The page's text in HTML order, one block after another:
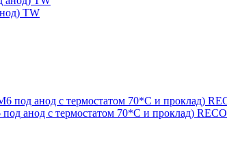
TW
анод с термостатом 70*С и проклад) RECO